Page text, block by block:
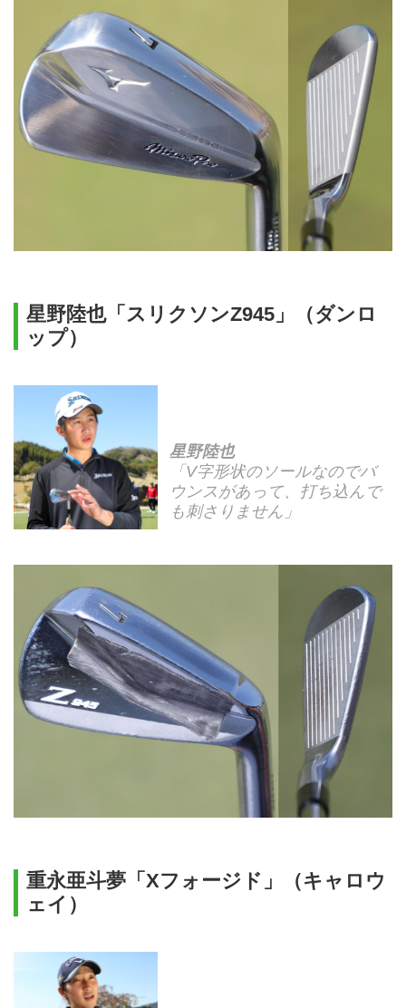
星野陸也「スリクソンZ945」（ダンロ
ップ）
星野陸也
「V字形状のソールなのでバ
ウンスがあって、打ち込んで
も刺さりません」
重永亜斗夢「Xフォージド」（キャロウ
ェイ）